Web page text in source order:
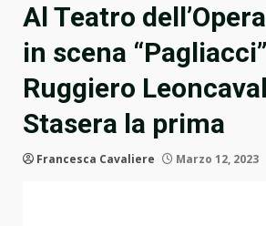
Al Teatro
in scena
Ruggiero
Stasera la prima
Francesca Cavaliere Marzo 12, 2023